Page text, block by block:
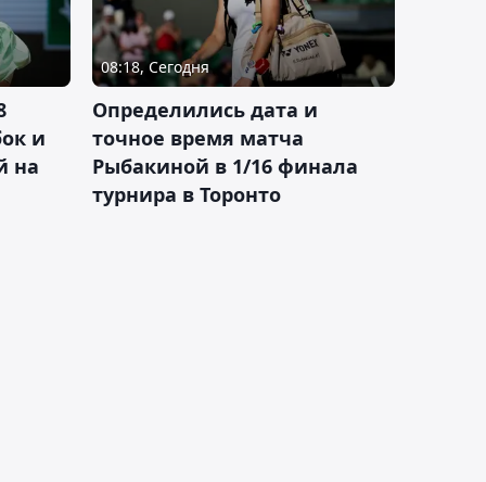
и
на
08:18, Сегодня
Определились дата и
точное время матча
Рыбакиной в 1/16 финала
турнира в Торонто